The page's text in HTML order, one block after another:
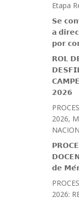
Etapa
𝗦𝗲
𝗮
𝗽𝗼𝗿
𝗥𝗢𝗟
𝟮𝟬𝟮𝟲
2026,
𝗱𝗲
2026: